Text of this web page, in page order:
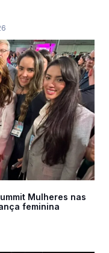
Mulheres nas
feminina